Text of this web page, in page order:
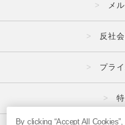
メ
反社
プラ
By clicking “Accept All